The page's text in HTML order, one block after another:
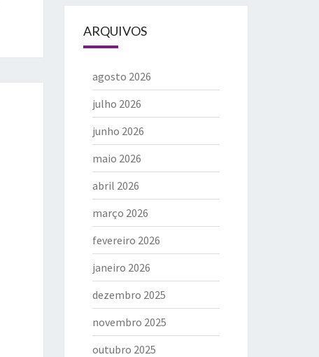
ARQUIVOS
agosto 2026
julho 2026
junho 2026
maio 2026
abril 2026
março 2026
fevereiro 2026
janeiro 2026
dezembro 2025
novembro 2025
outubro 2025